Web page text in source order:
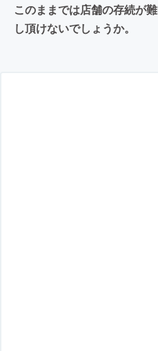
このままでは店舗の存続が
し頂けないでしょうか。